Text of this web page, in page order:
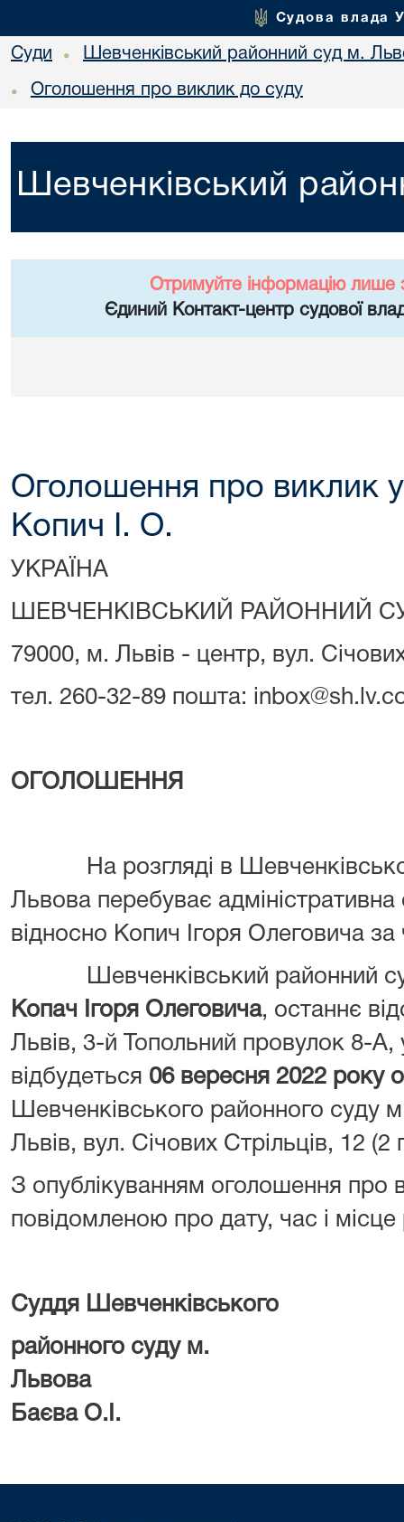
Судова влада
Суди • Шевченківський районний суд м.
• Оголошення про виклик до суду
Шевченківський
Отримуйте інформацію лише
Єдиний Контакт-центр судової
Оголошення про виклик у
Копич І. О.
УКРАЇНА
ШЕВЧЕНКІВСЬКИЙ РАЙОННИЙ
79000, м. Львів - центр, вул.
тел. 260-32-89 пошта:
ОГОЛОШЕННЯ
На розгляді в
Львова перебуває
відносно Копич Ігоря Олеговича
Шевченківський районний
Копач Ігоря Олеговича, останнє
Львів, 3-й Топольний провулок 8-А,
відбудеться 06 вересня 2022 року
Шевченківського районного суду
Львів, вул. Січових Стрільців, 12 (2
З опублікуванням оголошення про
повідомленою про дату, час і
Суддя Шевченківського
районного суду м.
Баєва О.І.